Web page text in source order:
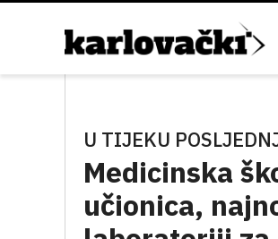
U TIJEKU
Medicinska
učionica,